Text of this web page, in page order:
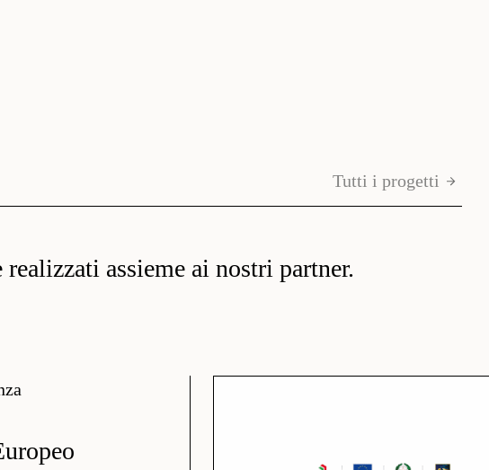
Tutti i progetti
assieme ai nostri partner.